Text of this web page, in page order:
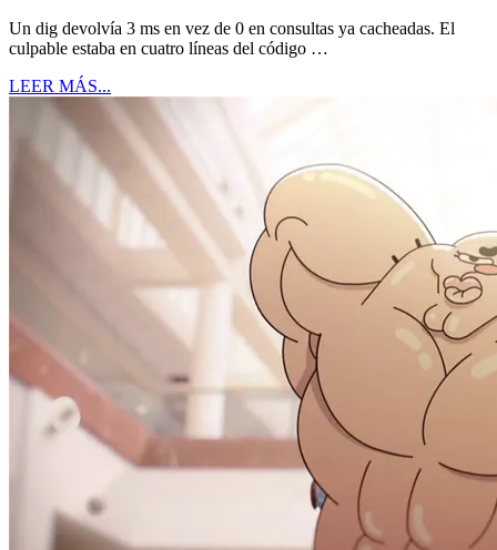
Un dig devolvía 3 ms en vez de 0 en consultas ya cacheadas. El
culpable estaba en cuatro líneas del código …
LEER MÁS...